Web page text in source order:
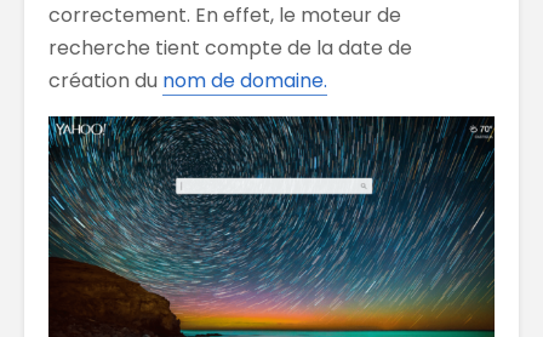
correctement. En effet, le moteur de
recherche tient compte de la date de
création du nom de domaine.